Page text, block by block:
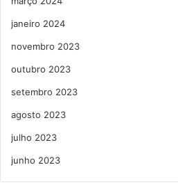
janeiro 2024
novembro 2023
outubro 2023
setembro 2023
agosto 2023
julho 2023
junho 2023